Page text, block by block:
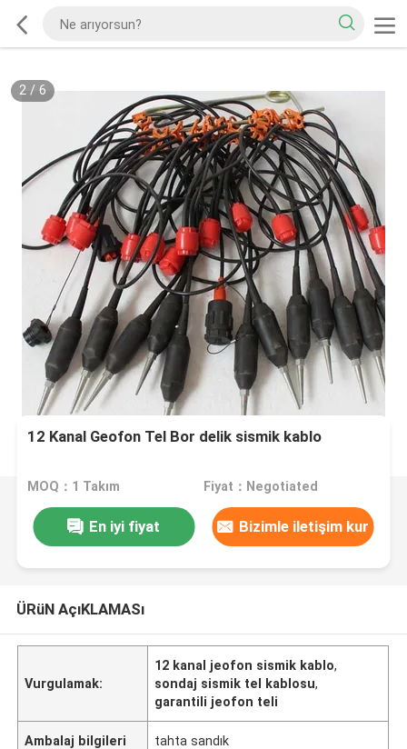
2/ 6
12 Kanal Geofon Tel Bor delik sismik kablo
MOQ：1 Takım Fiyat：Negotiated
En iyi fiyat Bizimle iletişim kur
ÜRüN AçıKLAMASı
Vurgulamak:
12 kanal jeofon sismik kablo,
sondaj sismik tel kablosu,
garantili jeofon teli
Ambalaj bilgileri tahta sandık